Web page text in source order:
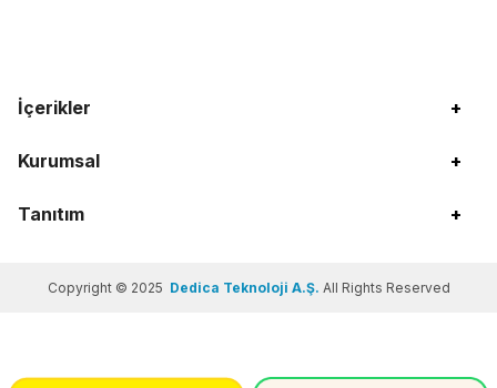
İçerikler +
Kurumsal +
Tanıtım +
Copyright © 2025 Dedica Teknoloji A.Ş. All Rights Reserved